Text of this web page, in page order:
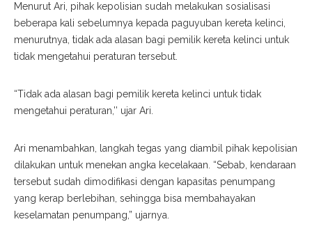
Menurut Ari, pihak kepolisian sudah melakukan sosialisasi
beberapa kali sebelumnya kepada paguyuban kereta kelinci,
menurutnya, tidak ada alasan bagi pemilik kereta kelinci untuk
tidak mengetahui peraturan tersebut.
“Tidak ada alasan bagi pemilik kereta kelinci untuk tidak
mengetahui peraturan,’’ ujar Ari.
Ari menambahkan, langkah tegas yang diambil pihak kepolisian
dilakukan untuk menekan angka kecelakaan. “Sebab, kendaraan
tersebut sudah dimodifikasi dengan kapasitas penumpang
yang kerap berlebihan, sehingga bisa membahayakan
keselamatan penumpang,” ujarnya.